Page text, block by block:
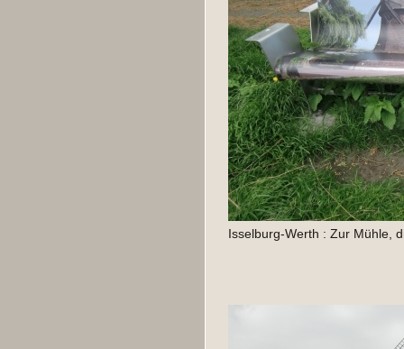
Isselburg-Werth : Zur Mühle,